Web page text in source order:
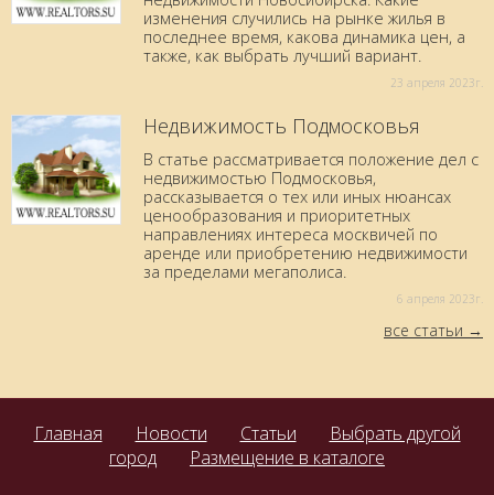
изменения случились на рынке жилья в
последнее время, какова динамика цен, а
также, как выбрать лучший вариант.
23 aпреля 2023г.
Недвижимость Подмосковья
В статье рассматривается положение дел с
недвижимостью Подмосковья,
рассказывается о тех или иных нюансах
ценообразования и приоритетных
направлениях интереса москвичей по
аренде или приобретению недвижимости
за пределами мегаполиса.
6 aпреля 2023г.
все статьи
Главная Новости Статьи
Выбрать другой
город
Размещение в каталоге